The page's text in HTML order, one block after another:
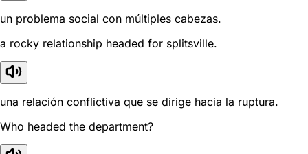
un problema social con múltiples cabezas.
a rocky relationship headed for splitsville.
una relación conflictiva que se dirige hacia la ruptura.
Who headed the department?